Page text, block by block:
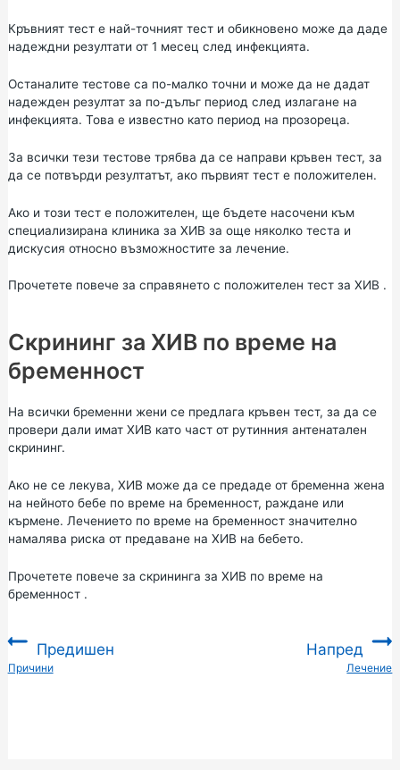
Кръвният тест е най-точният тест и обикновено може да даде
надеждни резултати от 1 месец след инфекцията.
Останалите тестове са по-малко точни и може да не дадат
надежден резултат за по-дълъг период след излагане на
инфекцията. Това е известно като период на прозореца.
За всички тези тестове трябва да се направи кръвен тест, за
да се потвърди резултатът, ако първият тест е положителен.
Ако и този тест е положителен, ще бъдете насочени към
специализирана клиника за ХИВ за още няколко теста и
дискусия относно възможностите за лечение.
Прочетете повече за справянето с положителен тест за ХИВ .
Скрининг за ХИВ по време на
бременност
На всички бременни жени се предлага кръвен тест, за да се
провери дали имат ХИВ като част от рутинния антенатален
скрининг.
Ако не се лекува, ХИВ може да се предаде от бременна жена
на нейното бебе по време на бременност, раждане или
кърмене. Лечението по време на бременност значително
намалява риска от предаване на ХИВ на бебето.
Прочетете повече за скрининга за ХИВ по време на
бременност.
Предишен
:Причини
Напред
Лечение